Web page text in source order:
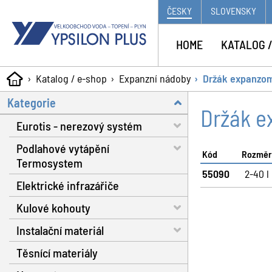
Katalog / e-shop Expanzní nádoby Držák
Držák
Kód Rozměr
55090 2-40 l
Kategorie
Eurotis - nerezový systém
Trubky - voda, plyn, solár
Matice a těsnění
Fitinky s dosedací plochou
Nářadí
Plynové hadice
Příslušenství
Podlahové vytápění
Termosystem
Trubky
Dilatační pásy
Fixační spony
Systémové izolační desky
Elektrické infrazářiče
Kulové kohouty
Voda RB do 130 °C
Voda RB do 160 °C
Instalační materiál
Separátor nečistot
Těsnící materiály
ČESKY SLOVENSKY
HOME KATALOG